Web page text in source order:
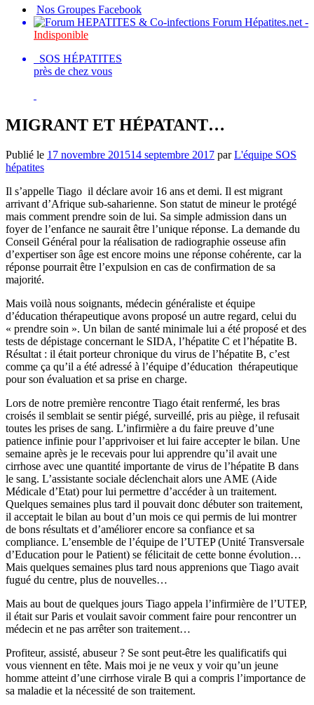
Nos Groupes Facebook
Forum Hépatites.net -
Indisponible
SOS HÉPATITES
près de chez vous
MIGRANT ET HÉPATANT…
Publié le 17 novembre 201514 septembre 2017 parL'équipe SOS
hépatites
Il s’appelle Tiago il déclare avoir 16 ans et demi. Il est migrant
arrivant d’Afrique sub-saharienne. Son statut de mineur le protégé
mais comment prendre soin de lui. Sa simple admission dans un
foyer de l’enfance ne saurait être l’unique réponse. La demande du
Conseil Général pour la réalisation de radiographie osseuse afin
d’expertiser son âge est encore moins une réponse cohérente, car la
réponse pourrait être l’expulsion en cas de confirmation de sa
majorité.
Mais voilà nous soignants, médecin généraliste et équipe
d’éducation thérapeutique avons proposé un autre regard, celui du
« prendre soin ». Un bilan de santé minimale lui a été proposé et des
tests de dépistage concernant le SIDA, l’hépatite C et l’hépatite B.
Résultat : il était porteur chronique du virus de l’hépatite B, c’est
comme ça qu’il a été adressé à l’équipe d’éducation thérapeutique
pour son évaluation et sa prise en charge.
Lors de notre première rencontre Tiago était renfermé, les bras
croisés il semblait se sentir piégé, surveillé, pris au piège, il refusait
toutes les prises de sang. L’infirmière a du faire preuve d’une
patience infinie pour l’apprivoiser et lui faire accepter le bilan. Une
semaine après je le recevais pour lui apprendre qu’il avait une
cirrhose avec une quantité importante de virus de l’hépatite B dans
le sang. L’assistante sociale déclenchait alors une AME (Aide
Médicale d’Etat) pour lui permettre d’accéder à un traitement.
Quelques semaines plus tard il pouvait donc débuter son traitement,
il acceptait le bilan au bout d’un mois ce qui permis de lui montrer
de bons résultats et d’améliorer encore sa confiance et sa
compliance. L’ensemble de l’équipe de l’UTEP (Unité Transversale
d’Education pour le Patient) se félicitait de cette bonne évolution…
Mais quelques semaines plus tard nous apprenions que Tiago avait
fugué du centre, plus de nouvelles…
Mais au bout de quelques jours Tiago appela l’infirmière de l’UTEP,
il était sur Paris et voulait savoir comment faire pour rencontrer un
médecin et ne pas arrêter son traitement…
Profiteur, assisté, abuseur ? Se sont peut-être les qualificatifs qui
vous viennent en tête. Mais moi je ne veux y voir qu’un jeune
homme atteint d’une cirrhose virale B qui a compris l’importance de
sa maladie et la nécessité de son traitement.